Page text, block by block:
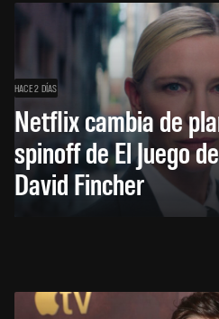
HACE 2 DÍAS
Netflix cambia de
spinoff de El Juego
David Fincher